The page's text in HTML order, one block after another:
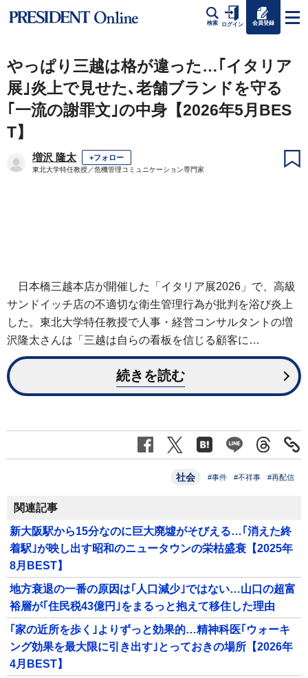
検索 ログイン 会員登録
やっぱり三越は格が違った…｢イタリア
展｣炎上で見せた､老舗ブランドを守る
｢一流の謝罪文｣の中身【2026年5月BES
T】
増沢 隆太 +フォロー
東北大学特任教授／危機管理コミュニケーション専門家
日本橋三越本店が開催した「イタリア展2026」で、高級
サンドイッチ店の不適切な衛生管理行為が批判を浴び炎上
した。東北大学特任教授で人事・経営コンサルタントの増
沢隆太さんは「三越は自らの看板を信じる顧客に…
続きを読む
社会 #事件 #不祥事 #再配信
関連記事
新大阪駅から15分なのに巨大廃墟がそびえる…｢消えた終
着駅｣が映し出す昭和のニュータウンの栄枯盛衰【2025年
8月BEST】
地方衰退の一番の原因は｢人口減少｣ではない…山口の超富
裕層が｢住民税43億円｣をまるっと抱えて移住した理由
｢家の近所を歩く｣よりずっと効果的…精神科医｢ウォーキ
ング効果を最大限に引き出す｣とっておきの場所【2026年
4月BEST】